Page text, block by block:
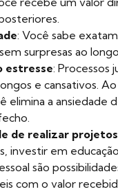
: Você sabe
surpresas ao
estresse: Processos
e cansativos.
elimina a ansiedade
de realizar
investir em
são
com o valor